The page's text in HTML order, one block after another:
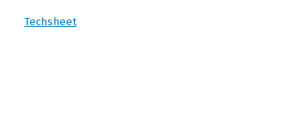
Techsheet